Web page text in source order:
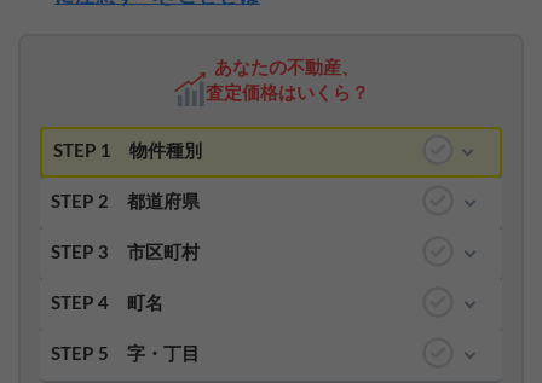
あなたの不動産、
査定価格はいくら？
STEP 1 物件種別
STEP 2 都道府県
STEP 3 市区町村
STEP 4 町名
STEP 5 字・丁目